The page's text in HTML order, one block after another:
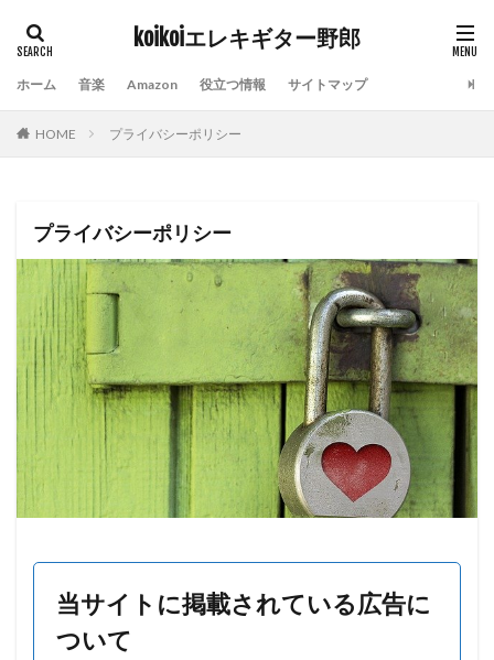
koikoiエレキギター野郎
ホーム 音楽 Amazon 役立つ情報 サイトマップ
HOME プライバシーポリシー
プライバシーポリシー
当サイトに掲載されている広告に
ついて
ROCKINJAPAN
おすすめ10曲
ライブレポート
横山健
除湿器
電子チケット
検索